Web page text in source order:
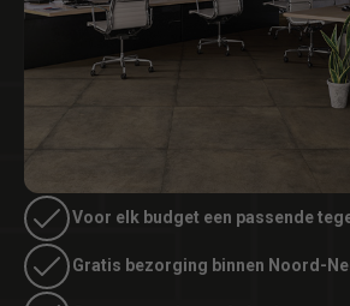
Voor elk budget een passende
Gratis bezorging binnen Noord-